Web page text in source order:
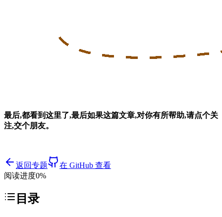
最后,都看到这里了,最后如果这篇文章,对你有所帮助,请点个关
注,交个朋友。
返回专题
在 GitHub 查看
阅读进度0%
目录